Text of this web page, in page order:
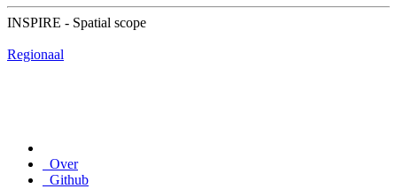
INSPIRE - Spatial scope
Regionaal
Over
Github